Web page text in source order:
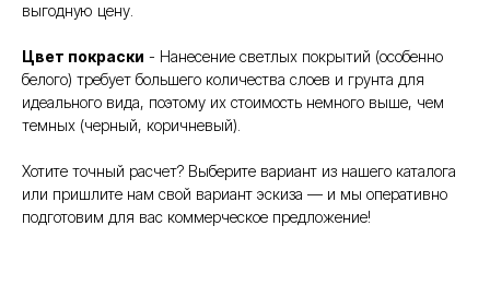
выгодную цену.
Цвет покраски - Нанесение светлых покрытий (особенно
белого) требует большего количества слоев и грунта для
идеального вида, поэтому их стоимость немного выше, чем
темных (черный, коричневый).
Хотите точный расчет? Выберите вариант из нашего каталога
или пришлите нам свой вариант эскиза — и мы оперативно
подготовим для вас коммерческое предложение!